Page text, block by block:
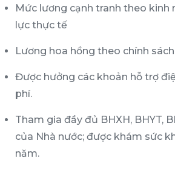
Mức lương cạnh tranh theo kinh
lực thực tế
Lương hoa hồng theo chính
Được hưởng các khoản hỗ trợ
phí.
Tham gia đầy đủ BHXH, BHYT,
của Nhà nước; được khám sức
năm.